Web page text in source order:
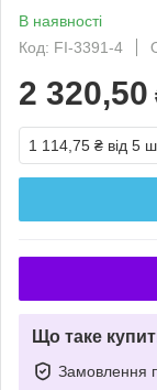
В наявності
Код: FI-3391-4
2 320,50
1 114,75 ₴ від 5
Що таке
Замовлення